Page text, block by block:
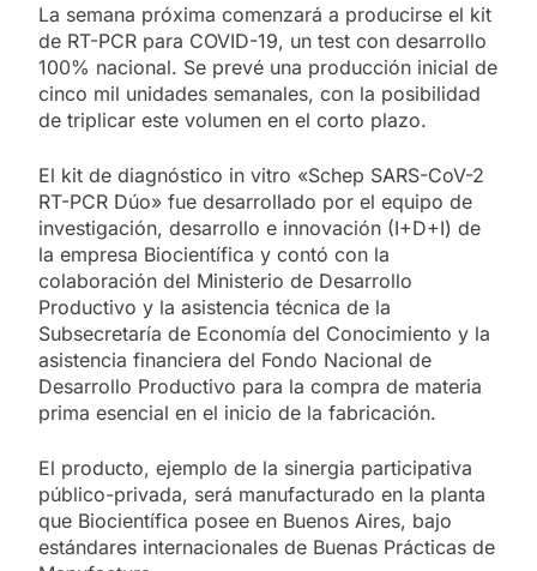
La semana próxima comenzará a producirse el kit
de RT-PCR para COVID-19, un test con desarrollo
100% nacional. Se prevé una producción inicial de
cinco mil unidades semanales, con la posibilidad
de triplicar este volumen en el corto plazo.
El kit de diagnóstico in vitro «Schep SARS-CoV-2
RT-PCR Dúo» fue desarrollado por el equipo de
investigación, desarrollo e innovación (I+D+I) de
la empresa Biocientífica y contó con la
colaboración del Ministerio de Desarrollo
Productivo y la asistencia técnica de la
Subsecretaría de Economía del Conocimiento y la
asistencia financiera del Fondo Nacional de
Desarrollo Productivo para la compra de materia
prima esencial en el inicio de la fabricación.
El producto, ejemplo de la sinergia participativa
público-privada, será manufacturado en la planta
que Biocientífica posee en Buenos Aires, bajo
estándares internacionales de Buenas Prácticas de